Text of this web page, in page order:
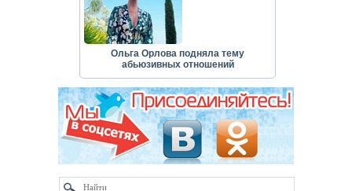
Ольга Орлова подняла тему
абьюзивных отношений